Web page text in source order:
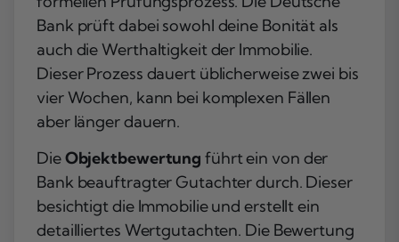
Bank prüft dabei sowohl deine Bonität als
auch die Werthaltigkeit der Immobilie.
Dieser Prozess dauert üblicherweise zwei bis
vier Wochen, kann bei komplexen Fällen
aber länger dauern.
DieObjektbewertung führt ein von der
Bank beauftragter Gutachter durch. Dieser
besichtigt die Immobilie und erstellt ein
detailliertes Wertgutachten. Die Bewertung